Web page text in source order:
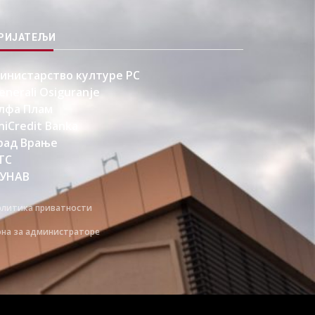
културе РС
Osiguranje
Плам
Banka
Врање
приватности
за администраторе